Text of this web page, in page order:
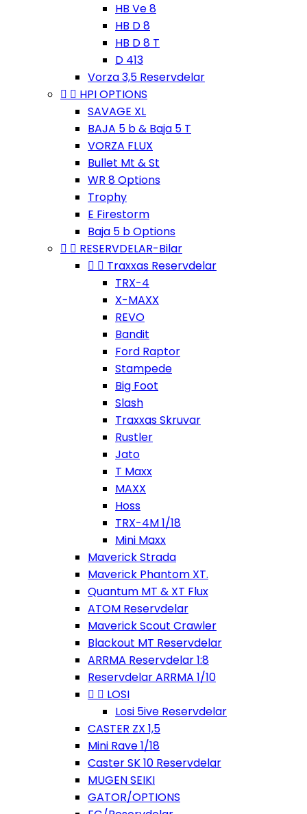
HB Ve 8
HB D 8
HB D 8 T
D 413
Vorza 3,5 Reservdelar
  HPI OPTIONS
SAVAGE XL
BAJA 5 b & Baja 5 T
VORZA FLUX
Bullet Mt & St
WR 8 Options
Trophy
E Firestorm
Baja 5 b Options
  RESERVDELAR-Bilar
  Traxxas Reservdelar
TRX-4
X-MAXX
REVO
Bandit
Ford Raptor
Stampede
Big Foot
Slash
Traxxas Skruvar
Rustler
Jato
T Maxx
MAXX
Hoss
TRX-4M 1/18
Mini Maxx
Maverick Strada
Maverick Phantom XT.
Quantum MT & XT Flux
ATOM Reservdelar
Maverick Scout Crawler
Blackout MT Reservdelar
ARRMA Reservdelar 1:8
Reservdelar ARRMA 1/10
  LOSI
Losi 5ive Reservdelar
CASTER ZX 1,5
Mini Rave 1/18
Caster SK 10 Reservdelar
MUGEN SEIKI
GATOR/OPTIONS